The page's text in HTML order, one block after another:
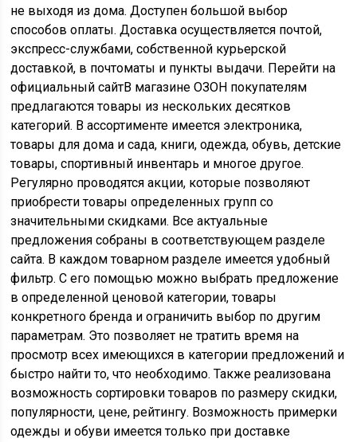
не выходя из дома. Доступен большой выбор
способов оплаты. Доставка осуществляется почтой,
экспресс-службами, собственной курьерской
доставкой, в почтоматы и пункты выдачи. Перейти на
официальный сайтВ магазине ОЗОН покупателям
предлагаются товары из нескольких десятков
категорий. В ассортименте имеется электроника,
товары для дома и сада, книги, одежда, обувь, детские
товары, спортивный инвентарь и многое другое.
Регулярно проводятся акции, которые позволяют
приобрести товары определенных групп со
значительными скидками. Все актуальные
предложения собраны в соответствующем разделе
сайта. В каждом товарном разделе имеется удобный
фильтр. С его помощью можно выбрать предложение
в определенной ценовой категории, товары
конкретного бренда и ограничить выбор по другим
параметрам. Это позволяет не тратить время на
просмотр всех имеющихся в категории предложений и
быстро найти то, что необходимо. Также реализована
возможность сортировки товаров по размеру скидки,
популярности, цене, рейтингу. Возможность примерки
одежды и обуви имеется только при доставке